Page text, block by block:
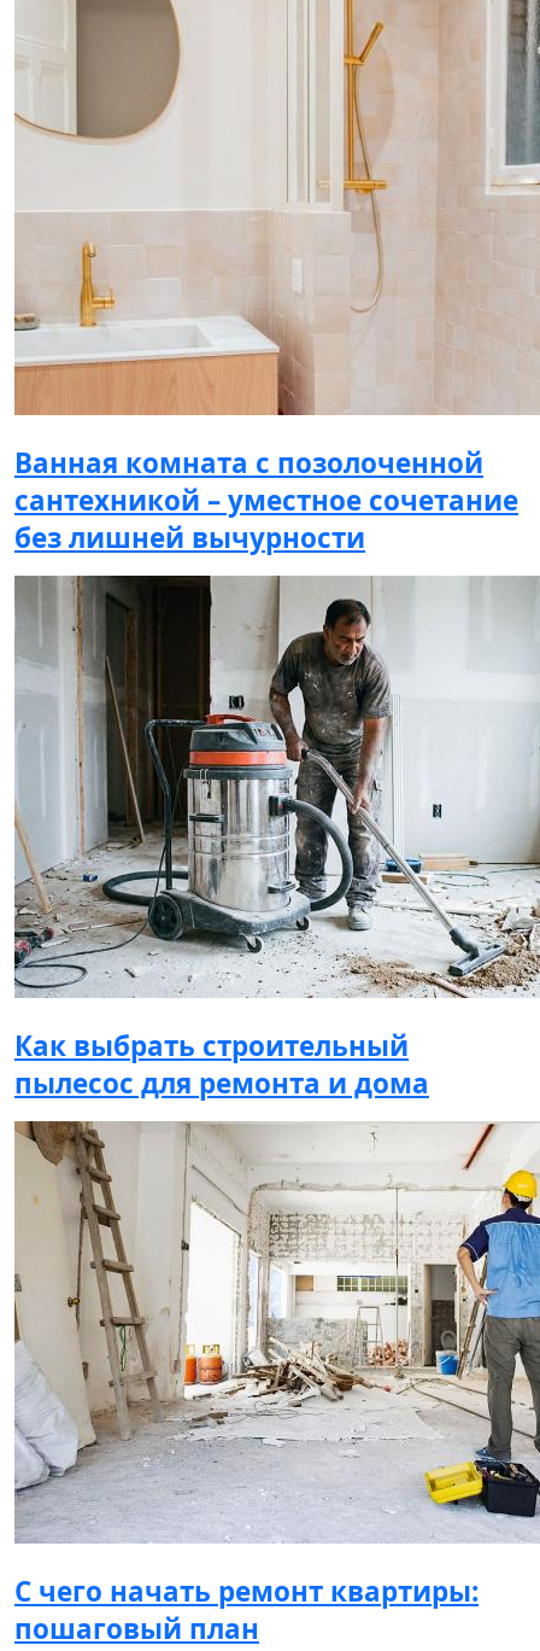
Ванная комната с позолоченной
сантехникой – уместное сочетание
без лишней вычурности
Как выбрать строительный
пылесос для ремонта и дома
С чего начать ремонт квартиры:
пошаговый план